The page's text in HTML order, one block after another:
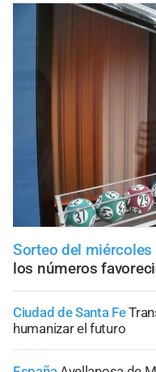
Sorteo del
los números
Ciudad de Santa Fe
humanizar el futuro